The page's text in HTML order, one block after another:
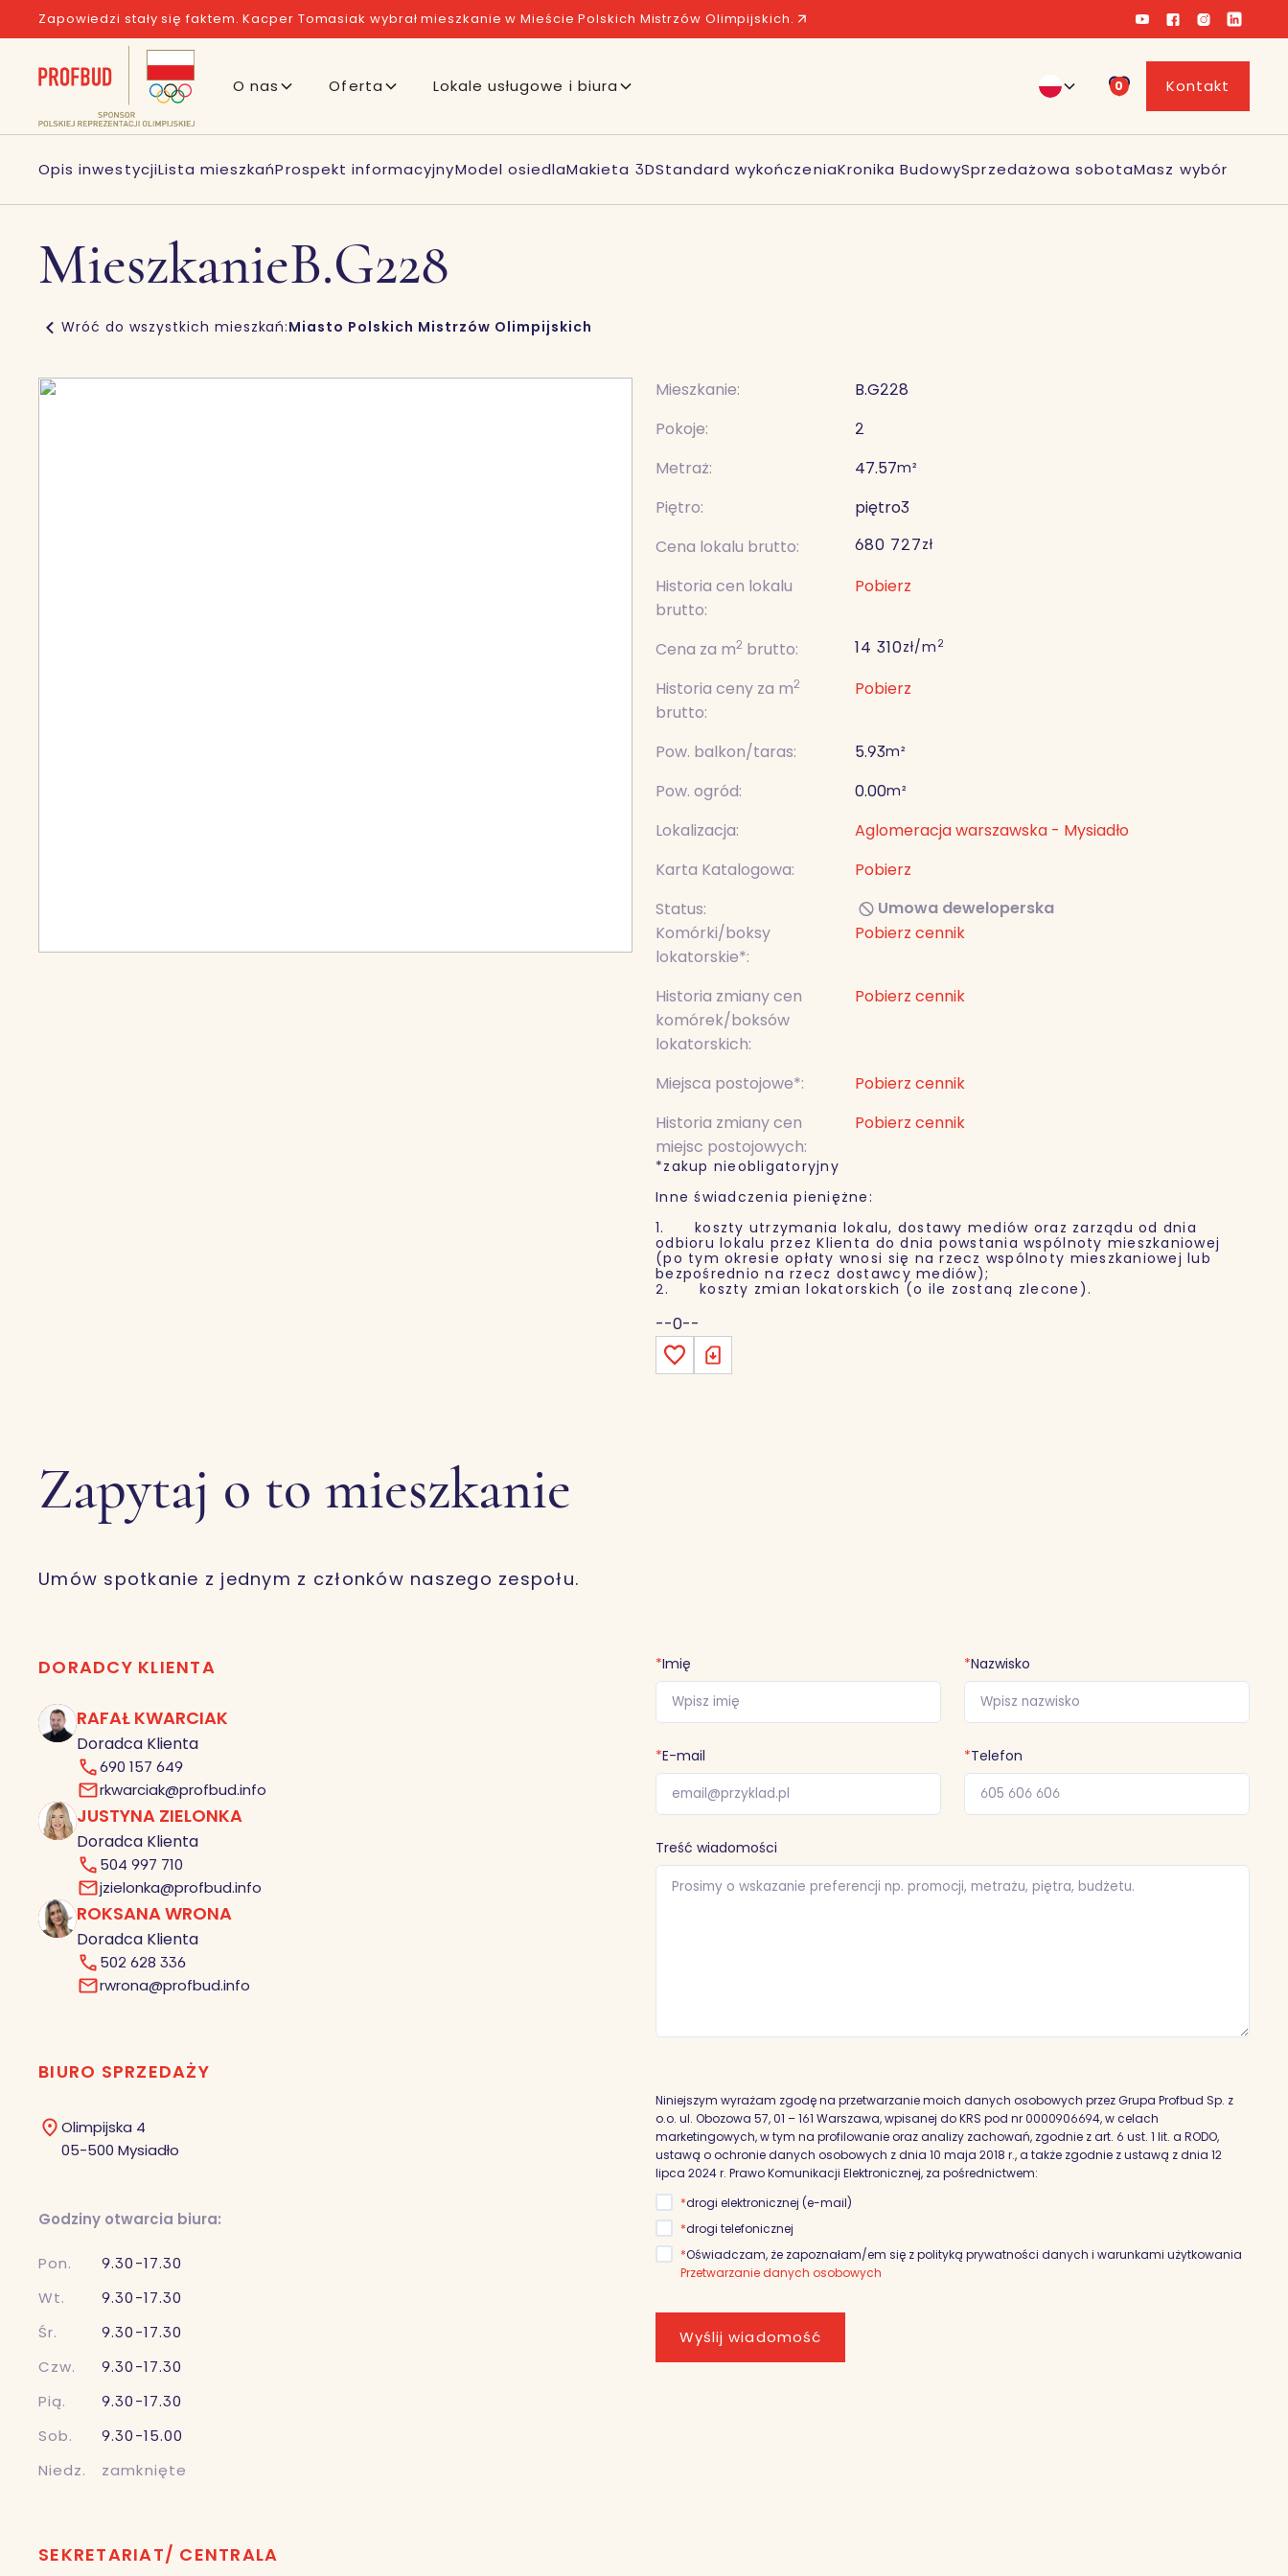
Zapowiedzi stały się faktem. Kacper Tomasiak wybrał mieszkanie w Mieście Polskich Mistrzów Olimpijskich.
O nas Oferta Lokale usługowe i biura 0 Kontakt
Opis inwestycjiLista mieszkańProspekt informacyjnyModel osiedlaMakieta 3DStandard wykończeniaKronika BudowySprzedażowa sobotaMasz wybór
MieszkanieB.G228
Wróć do wszystkich mieszkań:Miasto Polskich Mistrzów Olimpijskich
Mieszkanie:
B.G228
Pokoje:
2
Metraż:
47.57m²
Piętro: piętro3
Cena lokalu brutto:
680 727zł
Historia cen lokalu
brutto:
Pobierz
Cena za m2 brutto: 14 310zł/m 2
Historia ceny za m2
brutto:
Pobierz
Pow. balkon/taras: 5.93m²
Pow. ogród: 0.00m²
Lokalizacja:
Aglomeracja warszawska - Mysiadło
Karta Katalogowa:
Pobierz
Status:
Umowa deweloperska
Komórki/boksy
lokatorskie*:
Pobierz cennik
Historia zmiany cen
komórek/boksów
lokatorskich:
Pobierz cennik
Miejsca postojowe*:
Pobierz cennik
Historia zmiany cen
miejsc postojowych:
Pobierz cennik
*zakup nieobligatoryjny
Inne świadczenia pieniężne:
1. koszty utrzymania lokalu, dostawy mediów oraz zarządu od dnia
odbioru lokalu przez Klienta do dnia powstania wspólnoty mieszkaniowej
(po tym okresie opłaty wnosi się na rzecz wspólnoty mieszkaniowej lub
bezpośrednio na rzecz dostawcy mediów);
2. koszty zmian lokatorskich (o ile zostaną zlecone).
--0--
Zapytaj o to mieszkanie
Umów spotkanie z jednym z członków naszego zespołu.
DORADCY KLIENTA
RK RAFAŁ KWARCIAK
Doradca Klienta
690 157 649
rkwarciak@profbud.info
JZ JUSTYNA ZIELONKA
Doradca Klienta
504 997 710
jzielonka@profbud.info
RW ROKSANA WRONA
Doradca Klienta
502 628 336
rwrona@profbud.info
BIURO SPRZEDAŻY
Olimpijska 4
05-500 Mysiadło
Godziny otwarcia biura:
Pon.
9.30-17.30
Wt.
9.30-17.30
Śr.
9.30-17.30
Czw.
9.30-17.30
Pią.
9.30-17.30
Sob.
9.30-15.00
Niedz.
zamknięte
SEKRETARIAT/ CENTRALA
*Imię *Nazwisko
*E-mail *Telefon
Treść wiadomości
Niniejszym wyrażam zgodę na przetwarzanie moich danych osobowych przez Grupa Profbud Sp. z
o.o. ul. Obozowa 57, 01 – 161 Warszawa, wpisanej do KRS pod nr 0000906694, w celach
marketingowych, w tym na profilowanie oraz analizy zachowań, zgodnie z art. 6 ust. 1 lit. a RODO,
ustawą o ochronie danych osobowych z dnia 10 maja 2018 r., a także zgodnie z ustawą z dnia 12
lipca 2024 r. Prawo Komunikacji Elektronicznej, za pośrednictwem:
*drogi elektronicznej (e-mail)
*drogi telefonicznej
*Oświadczam, że zapoznałam/em się z polityką prywatności danych i warunkami użytkowania
Przetwarzanie danych osobowych
Wyślij wiadomość